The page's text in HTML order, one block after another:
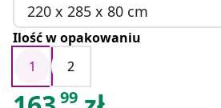
220 x 285 x 80 cm
Ilość w opakowaniu
1
2
99